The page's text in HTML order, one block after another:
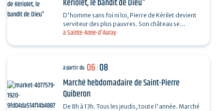
à Sainte-Anne-d'Auray
Kériolet, le bandit de Dieu"
D'homme sans foi ni loi, Pierre de Kérilet devient
serviteur des plus pauvres. Son château se
transforme en refuge, sa vie en offrande.
à partir du 06/08
Marché hebdomadaire de Saint-Pierre
Quiberon
De 8h à 13h. Tous les jeudis, toute l'année. Marché